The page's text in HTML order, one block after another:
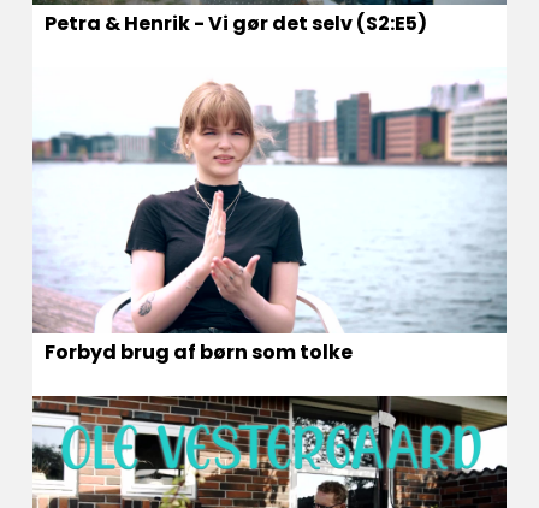
Petra & Henrik - Vi gør det selv (S2:E5)
Forbyd brug af børn som tolke